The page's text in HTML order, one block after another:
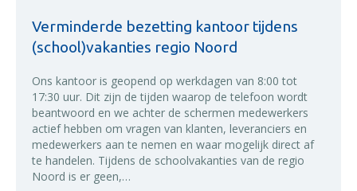
Verminderde bezetting kantoor tijdens
(school)vakanties regio Noord
Ons kantoor is geopend op werkdagen van 8:00 tot
17:30 uur. Dit zijn de tijden waarop de telefoon wordt
beantwoord en we achter de schermen medewerkers
actief hebben om vragen van klanten, leveranciers en
medewerkers aan te nemen en waar mogelijk direct af
te handelen. Tijdens de schoolvakanties van de regio
Noord is er geen,…